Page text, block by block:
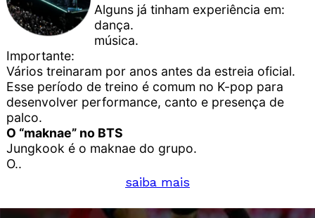
Alguns já tinham experiência em:
dança.
música.
Importante:
Vários treinaram por anos antes da estreia oficial.
Esse período de treino é comum no K-pop para
desenvolver performance, canto e presença de
palco.
O “maknae” no BTS
Jungkook é o maknae do grupo.
O..
saiba mais